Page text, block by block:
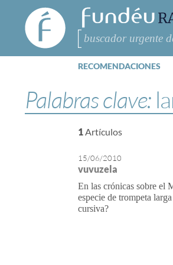
FundéuRAE
- Fundación
del Español
Urgente
Buscar
RECOMENDACIONES
Palabras clave:
1Artículos
15/06/2010
vuvuzela
En las crónicas sobre el
especie de trompeta
cursiva?